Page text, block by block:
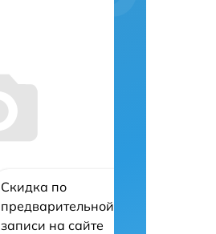
Скидка по
предварительной
записи на сайте